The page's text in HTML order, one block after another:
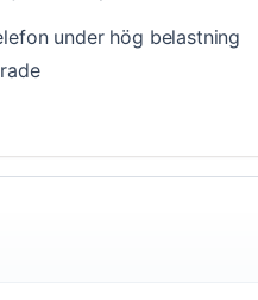
under hög belastning